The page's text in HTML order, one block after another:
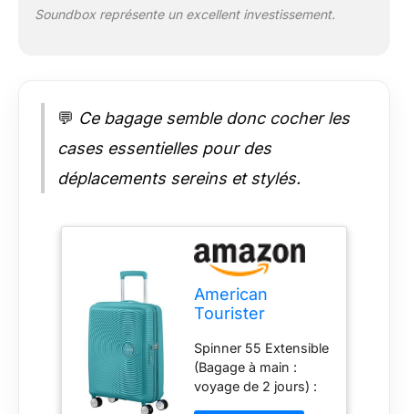
Soundbox représente un excellent investissement.
💬 Ce bagage semble donc cocher les
cases essentielles pour des
déplacements sereins et stylés.
American
Tourister
Valise Spinner S
Extensible
Bagage Cabine,
55 cm, 35.5/41 L,
Spinner 55 Extensible
(Bagage à main :
voyage de 2 jours) :